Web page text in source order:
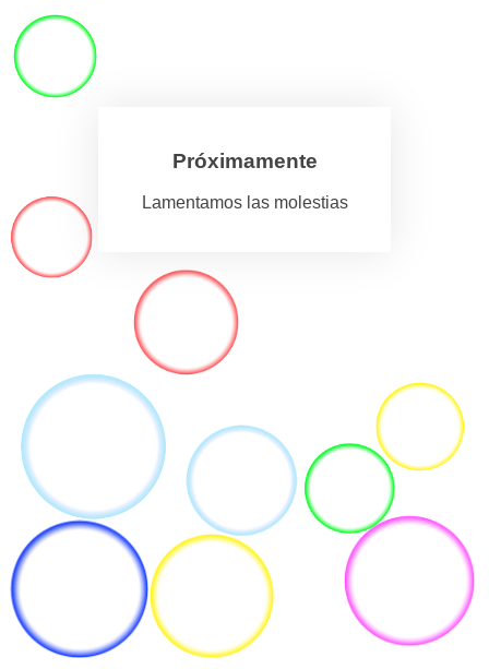
Próximamente
Lamentamos las molestias